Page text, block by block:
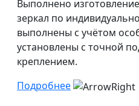
Выполнено
зеркал по
выполнены с учётом
установлены с точной
креплением.
Подробнее